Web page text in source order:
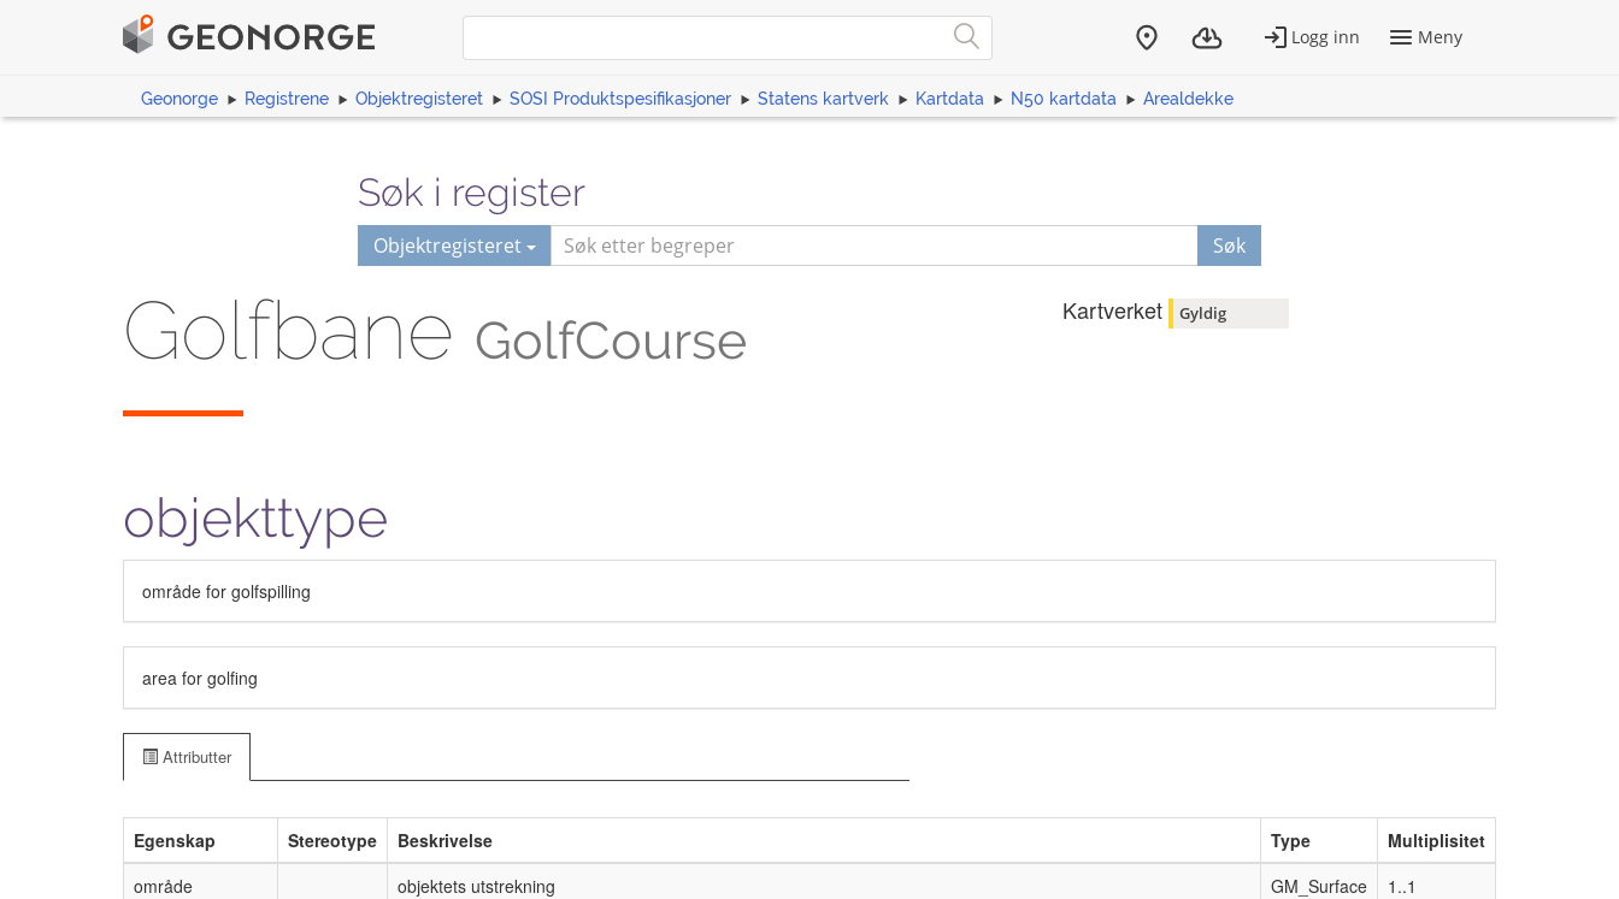
Geonorge Registrene Objektregisteret SOSI Produktspesifikasjoner Statens kartverk Kartdata N50 kartdata Arealdekke
Søk i register
Objektregisteret Søk
Golfbane GolfCourse
objekttype
Kartverket Gyldig
område for golfspilling
area for golfing
Attributter
Egenskap Stereotype Beskrivelse Type
Multiplisitet
område
objektets utstrekning GM_Surface
1..1